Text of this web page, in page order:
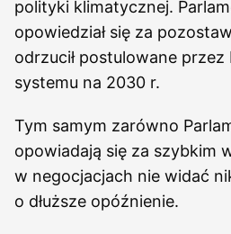
polityki klimatycznej.
opowiedział się za
odrzucił postulowane przez
systemu na 2030 r.
Tym samym zarówno
opowiadają się za szybkim
w negocjacjach nie widać
o dłuższe opóźnienie.